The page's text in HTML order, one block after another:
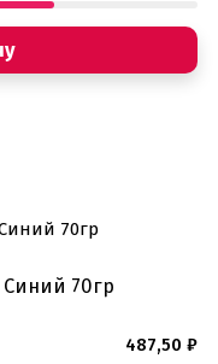
Синий 70гр
487,50 ₽